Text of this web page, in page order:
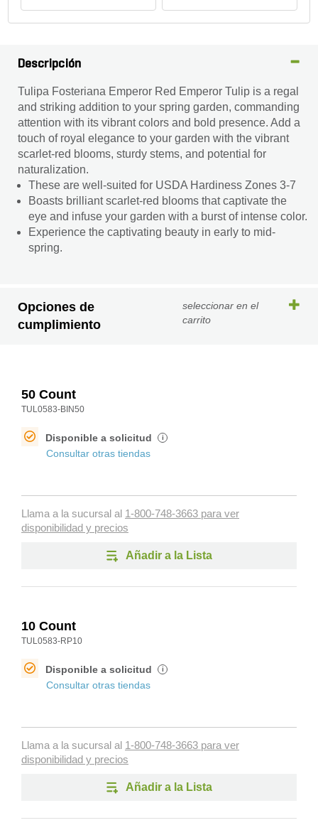
Descripción
Tulipa Fosteriana Emperor Red Emperor Tulip is a regal
and striking addition to your spring garden, commanding
attention with its vibrant colors and bold presence. Add a
touch of royal elegance to your garden with the vibrant
scarlet-red blooms, sturdy stems, and potential for
naturalization.
These are well-suited for USDA Hardiness Zones 3-7
Boasts brilliant scarlet-red blooms that captivate the
eye and infuse your garden with a burst of intense color.
Experience the captivating beauty in early to mid-
spring.
Opciones de
cumplimiento
seleccionar en el
carrito
50 Count
TUL0583-BIN50
Disponible a solicitud i
Consultar otras tiendas
Llama a la sucursal al 1-800-748-3663 para ver
disponibilidad y precios
Añadir a la Lista
10 Count
TUL0583-RP10
Disponible a solicitud i
Consultar otras tiendas
Llama a la sucursal al 1-800-748-3663 para ver
disponibilidad y precios
Añadir a la Lista